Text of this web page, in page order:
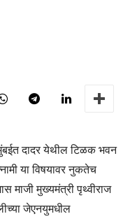
दादर येथील टिळक भवन
या विषयावर नुकतेच
माजी मुख्यमंत्री पृथ्वीराज
जेएनयुमधील